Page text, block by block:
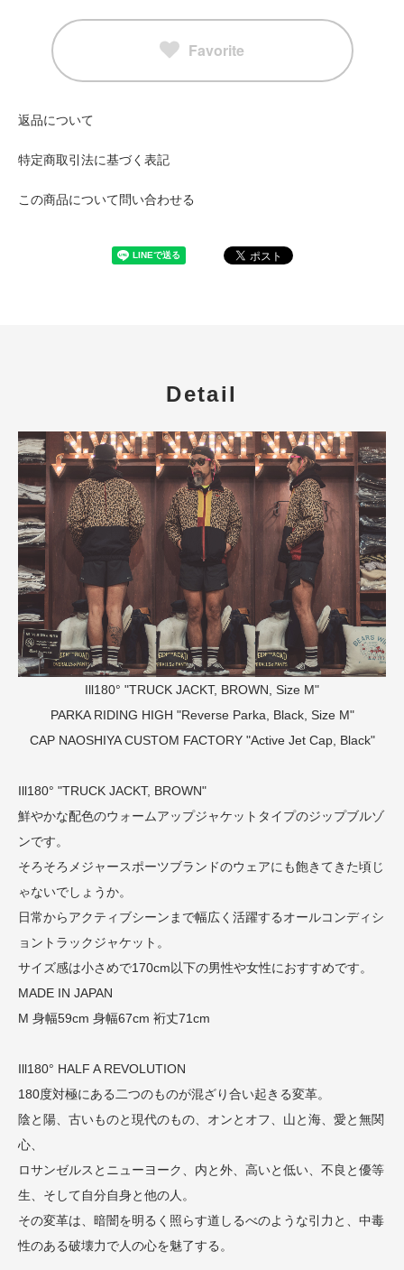
Favorite
返品について
特定商取引法に基づく表記
この商品について問い合わせる
Detail
Ill180° "TRUCK JACKT, BROWN, Size M"
PARKA RIDING HIGH "Reverse Parka, Black, Size M"
CAP NAOSHIYA CUSTOM FACTORY "Active Jet Cap, Black"
Ill180° "TRUCK JACKT, BROWN"
鮮やかな配色のウォームアップジャケットタイプのジップブルゾ
ンです。
そろそろメジャースポーツブランドのウェアにも飽きてきた頃じ
ゃないでしょうか。
日常からアクティブシーンまで幅広く活躍するオールコンディシ
ョントラックジャケット。
サイズ感は小さめで170cm以下の男性や女性におすすめです。
MADE IN JAPAN
M 身幅59cm 身幅67cm 裄丈71cm
Ill180° HALF A REVOLUTION
180度対極にある二つのものが混ざり合い起きる変革。
陰と陽、古いものと現代のもの、オンとオフ、山と海、愛と無関
心、
ロサンゼルスとニューヨーク、内と外、高いと低い、不良と優等
生、そして自分自身と他の人。
その変革は、暗闇を明るく照らす道しるべのような引力と、中毒
性のある破壊力で人の心を魅了する。